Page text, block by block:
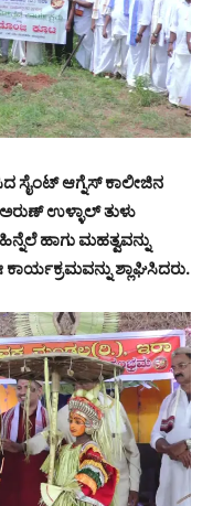
ಸೈಂಟ್ ಆಗ್ನೆಸ್ ಕಾಲೀಜಿನ
ಉಳ್ಳಾಲ್ ತುಳು
ಹಾಗು ಮಹತ್ವವನ್ನು
ಶ್ಲಾಘಿಸಿದರು.